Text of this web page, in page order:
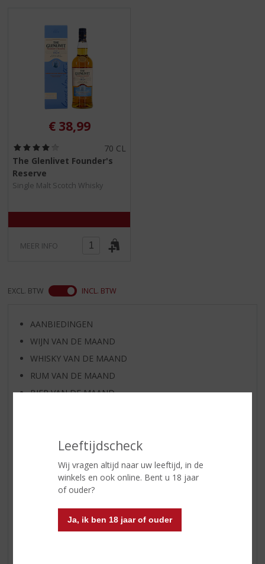
n
a
v
a
t
Leeftijdscheck
Wij vragen altijd naar uw leeftijd, in de
winkels en ook online. Bent u 18 jaar
of ouder?
Ja, ik ben 18 jaar of ouder
€ 38,99
/
70 CL
The Glenlivet Founder's
Reserve
Single Malt Scotch Whisky
MEER INFO
EXCL. BTW INCL. BTW
AANBIEDINGEN
WIJN VAN DE MAAND
WHISKY VAN DE MAAND
RUM VAN DE MAAND
BIER VAN DE MAAND
WHISKY
APERITIEF
SHOTJES